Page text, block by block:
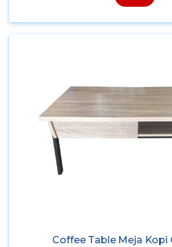
Coffee Table Meja Kopi